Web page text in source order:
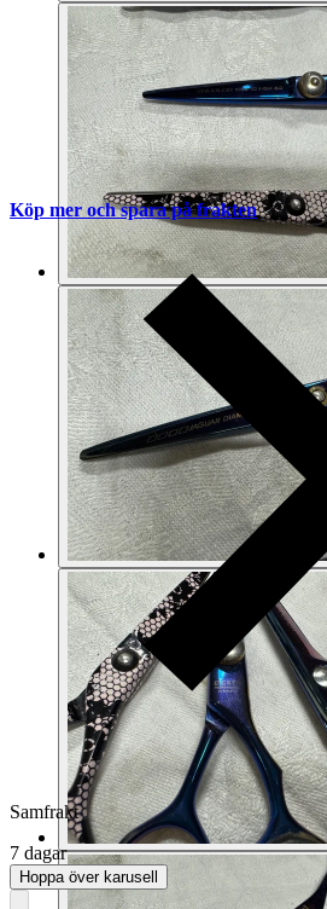
Köp mer och spara på frakten
Samfrakt
7 dagar
Hoppa över karusell